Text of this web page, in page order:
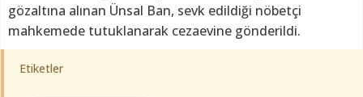
gözaltına alınan Ünsal Ban, sevk edildiği nöbetçi
mahkemede tutuklanarak cezaevine gönderildi.
Etiketler